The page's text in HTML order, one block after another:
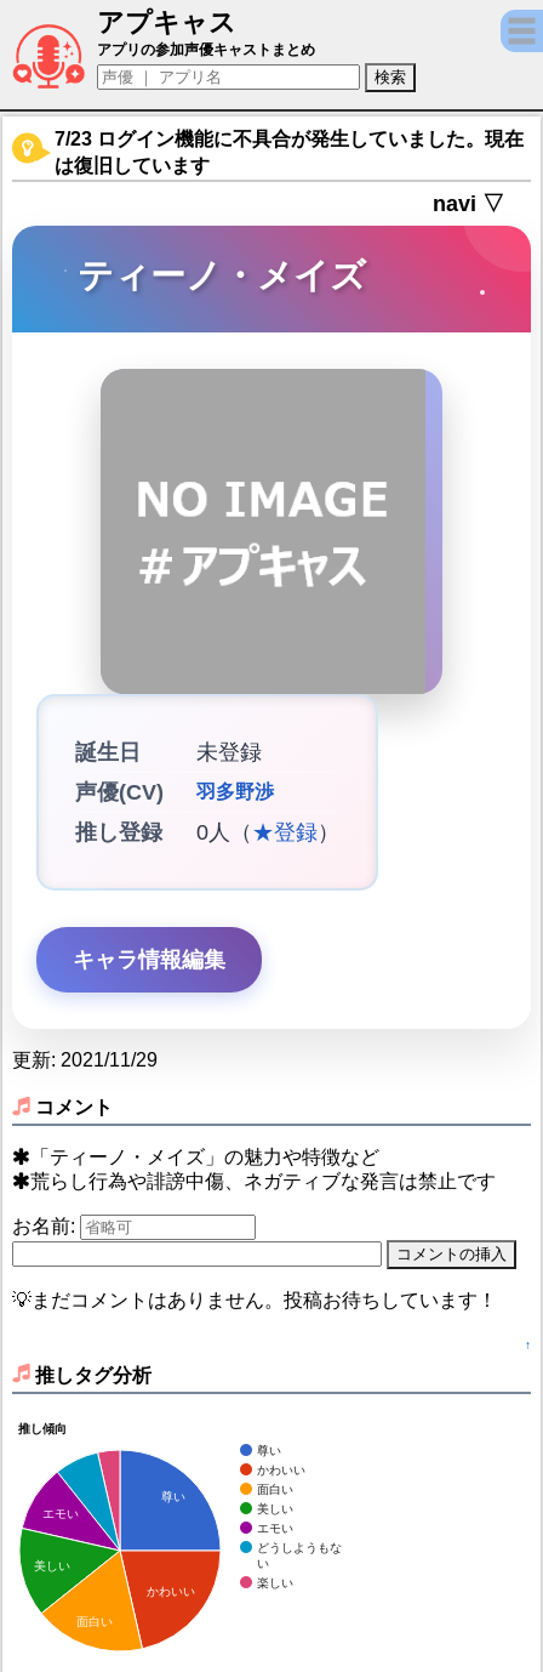
アプキャス
ティーノ・メイズ（声優：羽多野渉)【魔界
アプリの参加声優キャストまとめ
7/23 ログイン機能に不具合が発生していました。現在
は復旧しています
navi ▽
ティーノ・メイズ
誕生日
未登録
声優(CV)
羽多野渉
推し登録 0人（ ★登録）
キャラ情報編集
更新: 2021/11/29
コメント
「ティーノ・メイズ」の魅力や特徴など
荒らし行為や誹謗中傷、ネガティブな発言は禁止です
お名前:
💡まだコメントはありません。投稿お待ちしています！
↑
推しタグ分析
推し傾向
尊い
かわいい
面白い
美しい
エモい
どうしようもな
い
楽しい
尊い
かわいい
エモい
美しい
面白い